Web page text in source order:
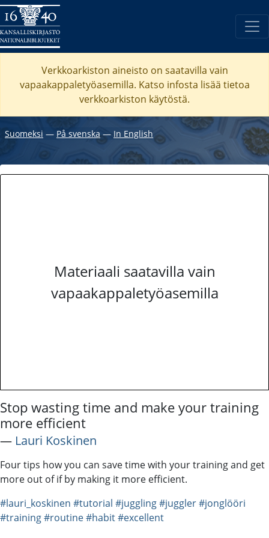
Verkkoarkiston aineisto on saatavilla vain
vapaakappaletyöasemilla. Katso infosta lisää tietoa
verkkoarkiston käytöstä.
Suomeksi ― På svenska― In English
Materiaali saatavilla vain
vapaakappaletyöasemilla
Stop wasting time and make your training
more efficient
― Lauri Koskinen
Four tips how you can save time with your training and get
more out of if by making it more efficient.
#lauri_koskinen #tutorial #juggling#juggler#jonglööri
#training#routine#habit#excellent